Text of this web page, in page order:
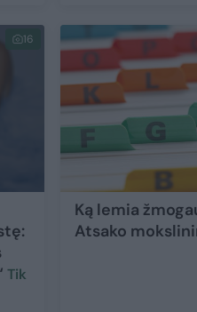
16
Tik
Ką lemia
Atsako